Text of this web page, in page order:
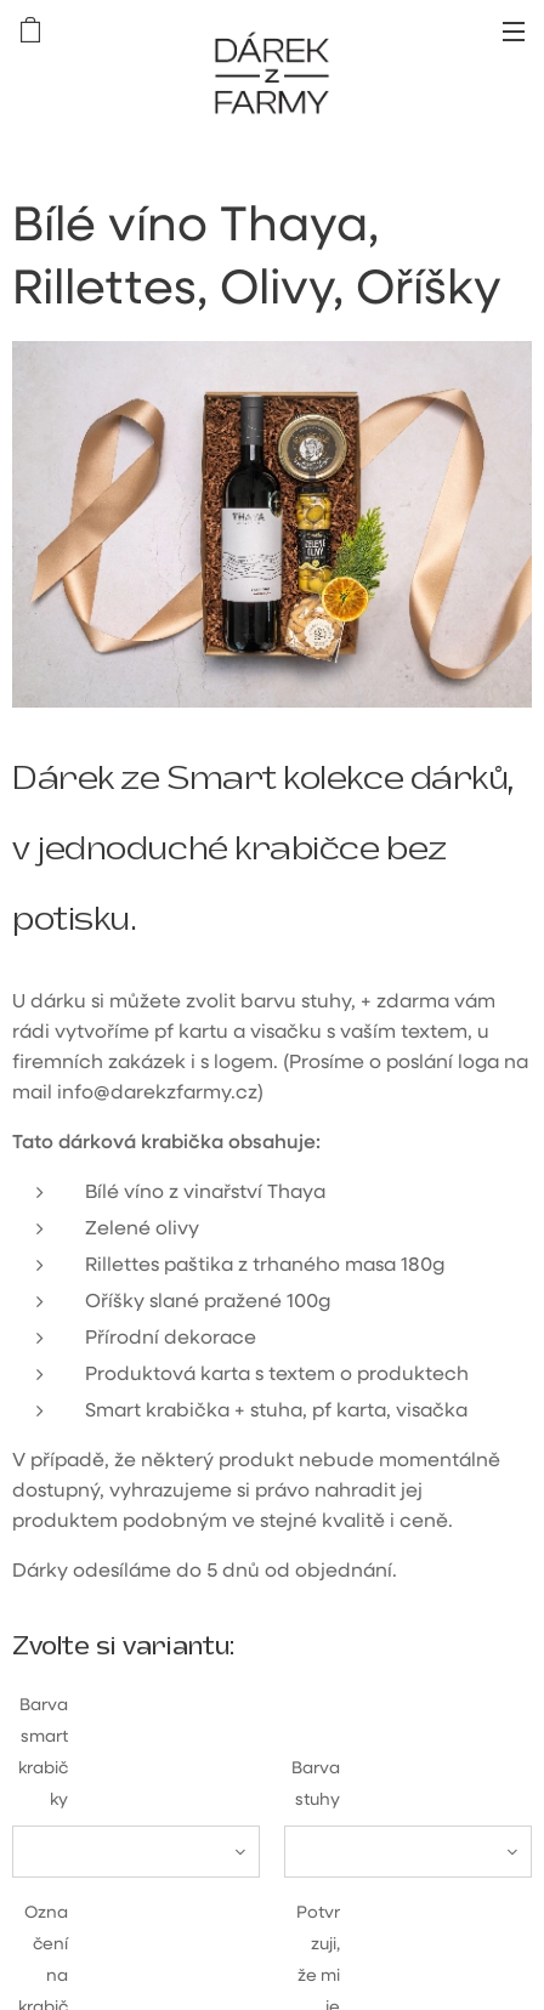
Bílé víno Thaya,
Rillettes, Olivy, Oříšky
Dárek ze Smart kolekce dárků,
v jednoduché krabičce bez
potisku.
U dárku si můžete zvolit barvu stuhy, + zdarma vám
rádi vytvoříme pf kartu a visačku s vaším textem, u
firemních zakázek i s logem. (Prosíme o poslání loga na
mail info@darekzfarmy.cz)
Tato dárková krabička obsahuje:
Bílé víno z vinařství Thaya
Zelené olivy
Rillettes paštika z trhaného masa 180g
Oříšky slané pražené 100g
Přírodní dekorace
Produktová karta s textem o produktech
Smart krabička + stuha, pf karta, visačka
V případě, že některý produkt nebude momentálně
dostupný, vyhrazujeme si právo nahradit jej
produktem podobným ve stejné kvalitě i ceně.
Dárky odesíláme do 5 dnů od objednání.
Zvolte si variantu:
Barva
smart
krabič
ky
Barva
stuhy
Ozna
čení
na
Potvr
zuji,
že mi